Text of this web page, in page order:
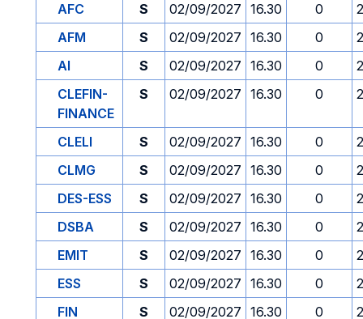
AFC
S 02/09/2027 16.30 0
AFM
S 02/09/2027 16.30 0
AI
S 02/09/2027 16.30 0
CLEFIN-
FINANCE
S 02/09/2027 16.30 0
CLELI S 02/09/2027 16.30 0
CLMG
S 02/09/2027 16.30 0
DES-ESS
S 02/09/2027 16.30 0
DSBA
S 02/09/2027 16.30 0
EMIT
S 02/09/2027 16.30 0
ESS
S 02/09/2027 16.30 0
FIN
S 02/09/2027 16.30 0